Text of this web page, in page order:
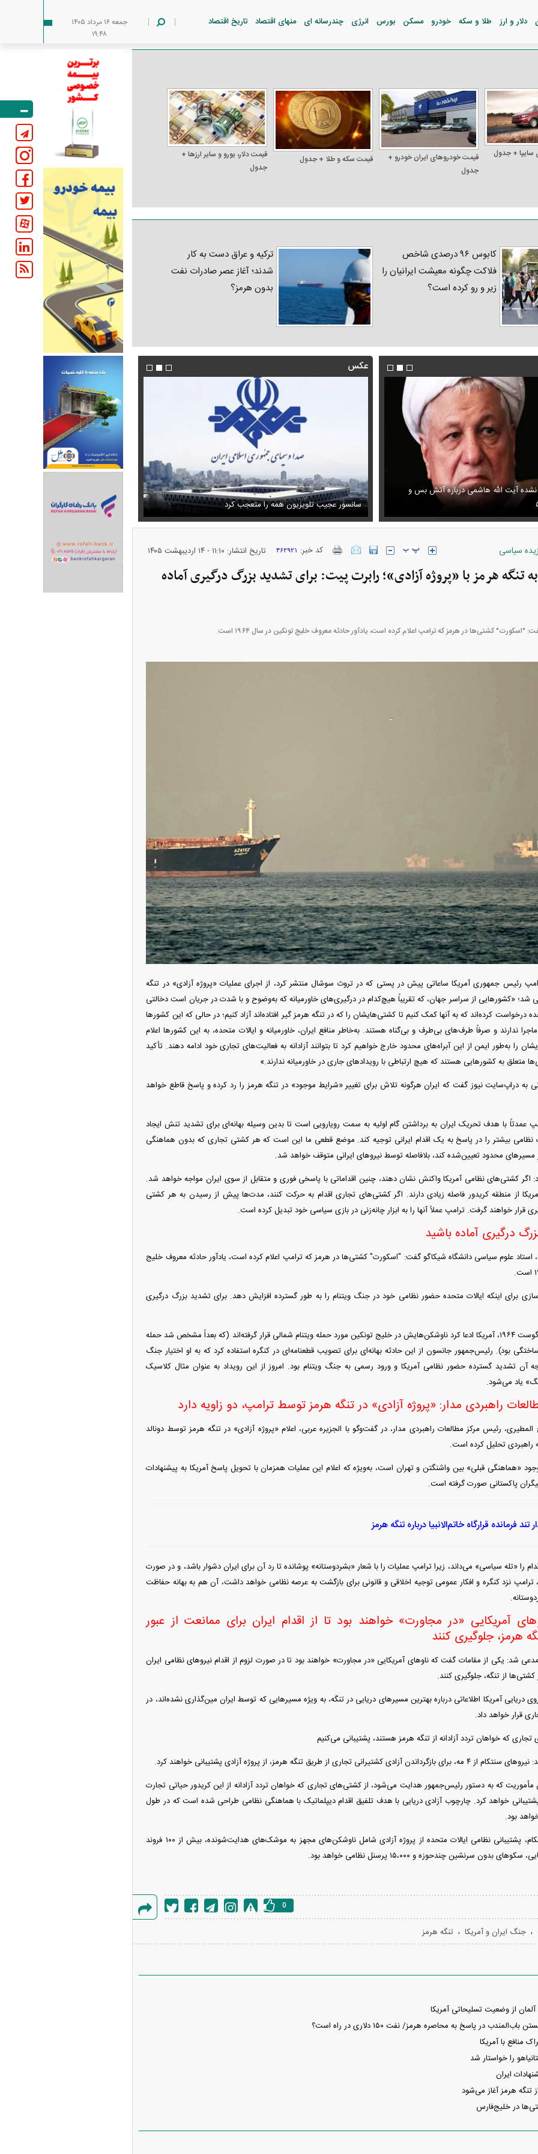
دلار و ارز طلا و سکه خودرو مسکن بورس انرژی چندرسانه ای منهای اقتصاد تاریخ اقتصاد
جمعه ۱۶ مرداد ۱۴۰۵
۱۹:۴۸
+ جدول
قیمت خودرو‌های ایران خودرو +
جدول
قیمت سکه و طلا + جدول
قیمت دلار، یورو و سایر ارز‌ها +
جدول
کابوس ۹۶ درصدی شاخص
فلاکت چگونه معیشت ایرانیان را
زیر و رو کرده است؟
ترکیه و عراق دست به کار
شدند؛ آغاز عصر صادرات نفت
بدون هرمز؟
نشده آیت الله هاشمی درباره آتش بس و
فیلم/ پزشکیان: اگر ارز ترجیحی را حذف نمی‌کردیم، قطعاً قحطی
پیش می‌آمد
فیلم/ توصیه رهبر شهید درباره احتمال اسارت
خامنه ای
عکس
نوه ناصرالدین شاه در لباس دامادی سانسور عجیب تلویزیون همه را متعجب کرد استایل جدید صابر ابر در فضای مجازی
سیاسی کد خبر: ۳۶۲۹۲۱ تاریخ انتشار: ۱۱:۱۰ - ۱۴ ارديبهشت ۱۴۰۵
تنگه هرمز با «پروژه آزادی»؛ رابرت پیت: برای تشدید بزرگ درگیری آماده
کشتی‌ها در هرمز که ترامپ اعلام کرده است، یادآور حادثه معروف خلیج تونکین در سال ۱۹۶۴ است.
رئیس جمهوری آمریکا ساعاتی پیش در پستی که در تروث سوشال منتشر کرد، از اجرای عملیات «پروژه آزادی» در تنگه
شد؛ «کشور‌هایی از سراسر جهان، که تقریباً هیچ‌کدام در درگیری‌های خاورمیانه که به‌وضوح و با شدت در جریان است دخالتی
درخواست کرده‌اند که به آنها کمک کنیم تا کشتی‌هایشان را که در تنگه هرمز گیر افتاده‌اند آزاد کنیم؛ در حالی که این کشور‌ها
ندارند و صرفاً طرف‌های بی‌طرف و بی‌گناه هستند. به‌خاطر منافع ایران، خاورمیانه و ایالات متحده، به این کشور‌ها اعلام
را به‌طور ایمن از این آبراه‌های محدود خارج خواهیم کرد تا بتوانند آزادانه به فعالیت‌های تجاری خود ادامه دهند. تأکید
متعلق به کشور‌هایی هستند که هیچ ارتباطی با رویداد‌های جاری در خاورمیانه ندارند.»
به دراپ‌سایت نیوز گفت که ایران هرگونه تلاش برای تغییر «شرایط موجود» در تنگه هرمز را رد کرده و پاسخ قاطع خواهد
عمدتاً با هدف تحریک ایران به برداشتن گام اولیه به سمت رویارویی است تا بدین وسیله بهانه‌ای برای تشدید تنش ایجاد
نظامی بیشتر را در پاسخ به یک اقدام ایرانی توجیه کند. موضع قطعی ما این است که هر کشتی تجاری که بدون هماهنگی
مسیر‌های محدود تعیین‌شده کند، بلافاصله توسط نیرو‌های ایرانی متوقف خواهد شد.
اگر کشتی‌های نظامی آمریکا واکنش نشان دهند، چنین اقداماتی با پاسخی فوری و متقابل از سوی ایران مواجه خواهد شد.
از منطقه کریدور فاصله زیادی دارند. اگر کشتی‌های تجاری اقدام به حرکت کنند، مدت‌ها پیش از رسیدن به هر کشتی
قرار خواهند گرفت. ترامپ عملاً آنها را به ابزار چانه‌زنی در بازی سیاسی خود تبدیل کرده است.
درگیری آماده باشید
استاد علوم سیاسی دانشگاه شیکاگو گفت: "اسکورت" کشتی‌ها در هرمز که ترامپ اعلام کرده است، یادآور حادثه معروف خلیج
برای اینکه ایالات متحده حضور نظامی خود در جنگ ویتنام را به طور گسترده افزایش دهد. برای تشدید بزرگ درگیری
گفتنی است که در آگوست ۱۹۶۴، آمریکا ادعا کرد ناوشکن‌هایش در خلیج تونکین مورد حمله ویتنام شمالی قرار گرفته‌اند (که بعداً مشخص شد حمله
بود). رئیس‌جمهور جانسون از این حادثه بهانه‌ای برای تصویب قطعنامه‌ای در کنگره استفاده کرد که به او اختیار جنگ
آن تشدید گسترده حضور نظامی آمریکا و ورود رسمی به جنگ ویتنام بود. امروز از این رویداد به عنوان مثال کلاسیک
یاد می‌شود.
راهبردی مدار: «پروژه آزادی» در تنگه هرمز توسط ترامپ، دو زاویه دارد
رئیس مرکز مطالعات راهبردی مدار، در گفت‌و‌گو با الجزیره عربی، اعلام «پروژه آزادی» در تنگه هرمز توسط دونالد
راهبردی تحلیل کرده است.
«هماهنگی قبلی» بین واشنگتن و تهران است، به‌ویژه که اعلام این عملیات همزمان با تحویل پاسخ آمریکا به پیشنهادات
پاکستانی صورت گرفته است.
تند فرمانده قرارگاه خاتم‌الانبیا درباره تنگه هرمز
را «تله سیاسی» می‌داند، زیرا ترامپ عملیات را با شعار «بشردوستانه» پوشانده تا رد آن برای ایران دشوار باشد، و در صورت
ترامپ نزد کنگره و افکار عمومی توجیه اخلاقی و قانونی برای بازگشت به عرصه نظامی خواهد داشت، آن هم به بهانه حفاظت
آمریکایی «در مجاورت» خواهند بود تا از اقدام ایران برای ممانعت از عبور
هرمز، جلوگیری کنند
شد: یکی از مقامات گفت که ناو‌های آمریکایی «در مجاورت» خواهند بود تا در صورت لزوم از اقدام نیرو‌های نظامی ایران
کشتی‌ها از تنگه، جلوگیری کنند.
دریایی آمریکا اطلاعاتی درباره بهترین مسیر‌های دریایی در تنگه، به ویژه مسیر‌هایی که توسط ایران مین‌گذاری نشده‌اند، در
قرار خواهد داد.
که خواهان تردد آزادانه از تنگه هرمز هستند، پشتیبانی می‌کنیم
تجاری از طریق تنگه هرمز، از پروژه آزادی پشتیبانی خواهند کرد.
مأموریت که به دستور رئیس‌جمهور هدایت می‌شود، از کشتی‌های تجاری که خواهان تردد آزادانه از این کریدور حیاتی تجارت
خواهد کرد. چارچوب آزادی دریایی با هدف تلفیق اقدام دیپلماتیک با هماهنگی نظامی طراحی شده است که در طول
بود.
بر اساس ادعای سنتکام، پشتیبانی نظامی ایالات متحده از پروژه آزادی شامل ناوشکن‌های مجهز به موشک‌های هدایت‌شونده، بیش از ۱۰۰ فروند
بدون سرنشین چندحوزه و ۱۵،۰۰۰ پرسنل نظامی خواهد بود.
گزارش
0
، جنگ ایران و آمریکا ، تنگه هرمز
از وضعیت تسلیحاتی آمریکا
در پاسخ به محاصره هرمز/ نفت ۱۵۰ دلاری در راه است؟
منافع با آمریکا
را خواستار شد
ایران
تنگه هرمز آغاز می‌شود
در خلیج‌فارس
+ جدول
شد/ اولین
سیاسی + جدول
هجوم خودروسازان چینی به اروپا؛ آیا
کارخانه‌های بحران‌زده نجات پیدا می‌کنند؟
واردات خودرو از منطقه آزاد تهران؛ مناظره
داغی که بازار خودرو را تحت تأثیر قرار داد
قدرت تهدید
است؟
رونمایی از پوکو M ۸ پاور با باتری ۸۰۰۰
میلی‌آمپرساعتی
چین از بمب افکن H-۶N با موشک هسته‌ای
رونمایی کرد